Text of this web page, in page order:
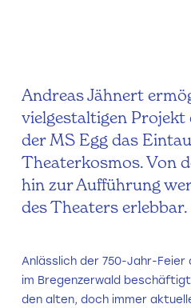
Andreas Jähnert
vielgestaltigen Projekt
der MS Egg das
Theaterkosmos. Von
hin zur Aufführung
des Theaters erlebbar.
Anlässlich der 750-Jahr-Feier
im Bregenzerwald
den alten, doch immer